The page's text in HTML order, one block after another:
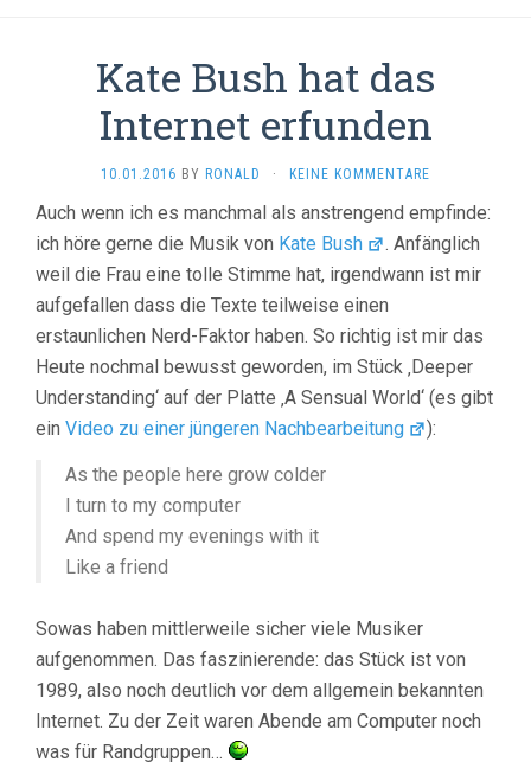
Kate Bush hat das
Internet erfunden
10.01.2016 BY RONALD · KEINE KOMMENTARE
Auch wenn ich es manchmal als anstrengend empfinde:
ich höre gerne die Musik von Kate Bush
. Anfänglich
weil die Frau eine tolle Stimme hat, irgendwann ist mir
aufgefallen dass die Texte teilweise einen
erstaunlichen Nerd-Faktor haben. So richtig ist mir das
Heute nochmal bewusst geworden, im Stück ‚Deeper
Understanding‘ auf der Platte ‚A Sensual World‘ (es gibt
ein Video zu einer jüngeren Nachbearbeitung ):
As the people here grow colder
I turn to my computer
And spend my evenings with it
Like a friend
Sowas haben mittlerweile sicher viele Musiker
aufgenommen. Das faszinierende: das Stück ist von
1989, also noch deutlich vor dem allgemein bekannten
Internet. Zu der Zeit waren Abende am Computer noch
was für Randgruppen…